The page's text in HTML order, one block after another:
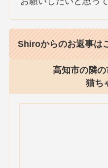
Shiroからのお返事は
高知市の隣
猫ち